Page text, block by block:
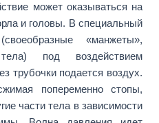
может оказываться на
и головы. В специальный
«манжеты»,
под воздействием
трубочки подается воздух.
попеременно стопы,
части тела в зависимости